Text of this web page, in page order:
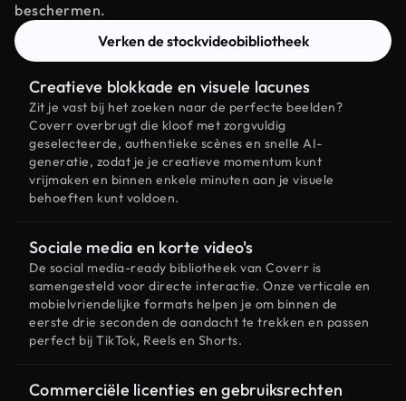
beschermen.
Verken de stockvideobibliotheek
Creatieve blokkade en visuele lacunes
Zit je vast bij het zoeken naar de perfecte beelden?
Coverr overbrugt die kloof met zorgvuldig
geselecteerde, authentieke scènes en snelle AI-
generatie, zodat je je creatieve momentum kunt
vrijmaken en binnen enkele minuten aan je visuele
behoeften kunt voldoen.
Sociale media en korte video's
De social media-ready bibliotheek van Coverr is
samengesteld voor directe interactie. Onze verticale en
mobielvriendelijke formats helpen je om binnen de
eerste drie seconden de aandacht te trekken en passen
perfect bij TikTok, Reels en Shorts.
Commerciële licenties en gebruiksrechten